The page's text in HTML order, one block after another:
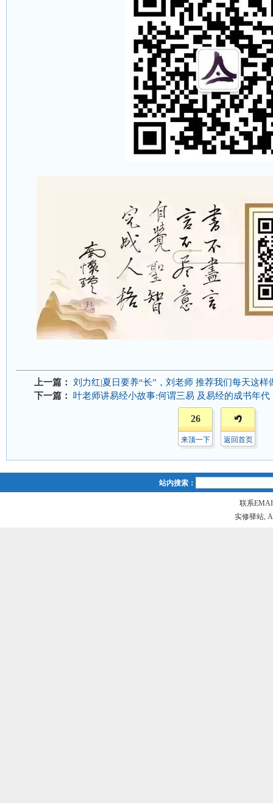
上一篇：
刘力红|夏日要养“长”，刘老师 推荐我们每天这样
下一篇：
叶老师讲易经小故事:何谓三易 及易经的成书年代
26
来顶一下 返回首页
站内搜索：
联系
实修驿站,